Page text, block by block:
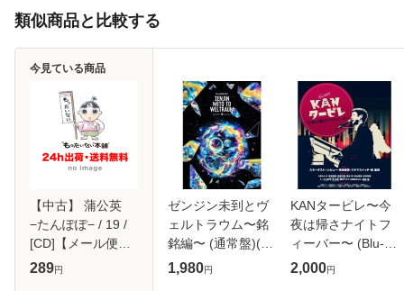
類似商品と比較する
【中古】 蒲公英
−たんぽぽ− / 19 /
[CD]【メール便送
料無料】
289円
今見ている商品
ゼンジン未到とヴ
ェルトラウム〜銘
銘編〜 (通常盤)(2
枚組) [DVD]
1,980円
KANタービレ〜今
夜は帰さナイトフ
ィーバー〜 (Blu-
ray)
2,000円